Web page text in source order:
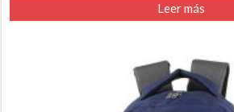
Leer más